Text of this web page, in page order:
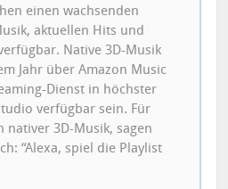
einen wachsenden
aktuellen Hits und
Native 3D-Musik
Jahr über Amazon Music
Dienst in höchster
verfügbar sein. Für
nativer 3D-Musik, sagen
“Alexa, spiel die Playlist